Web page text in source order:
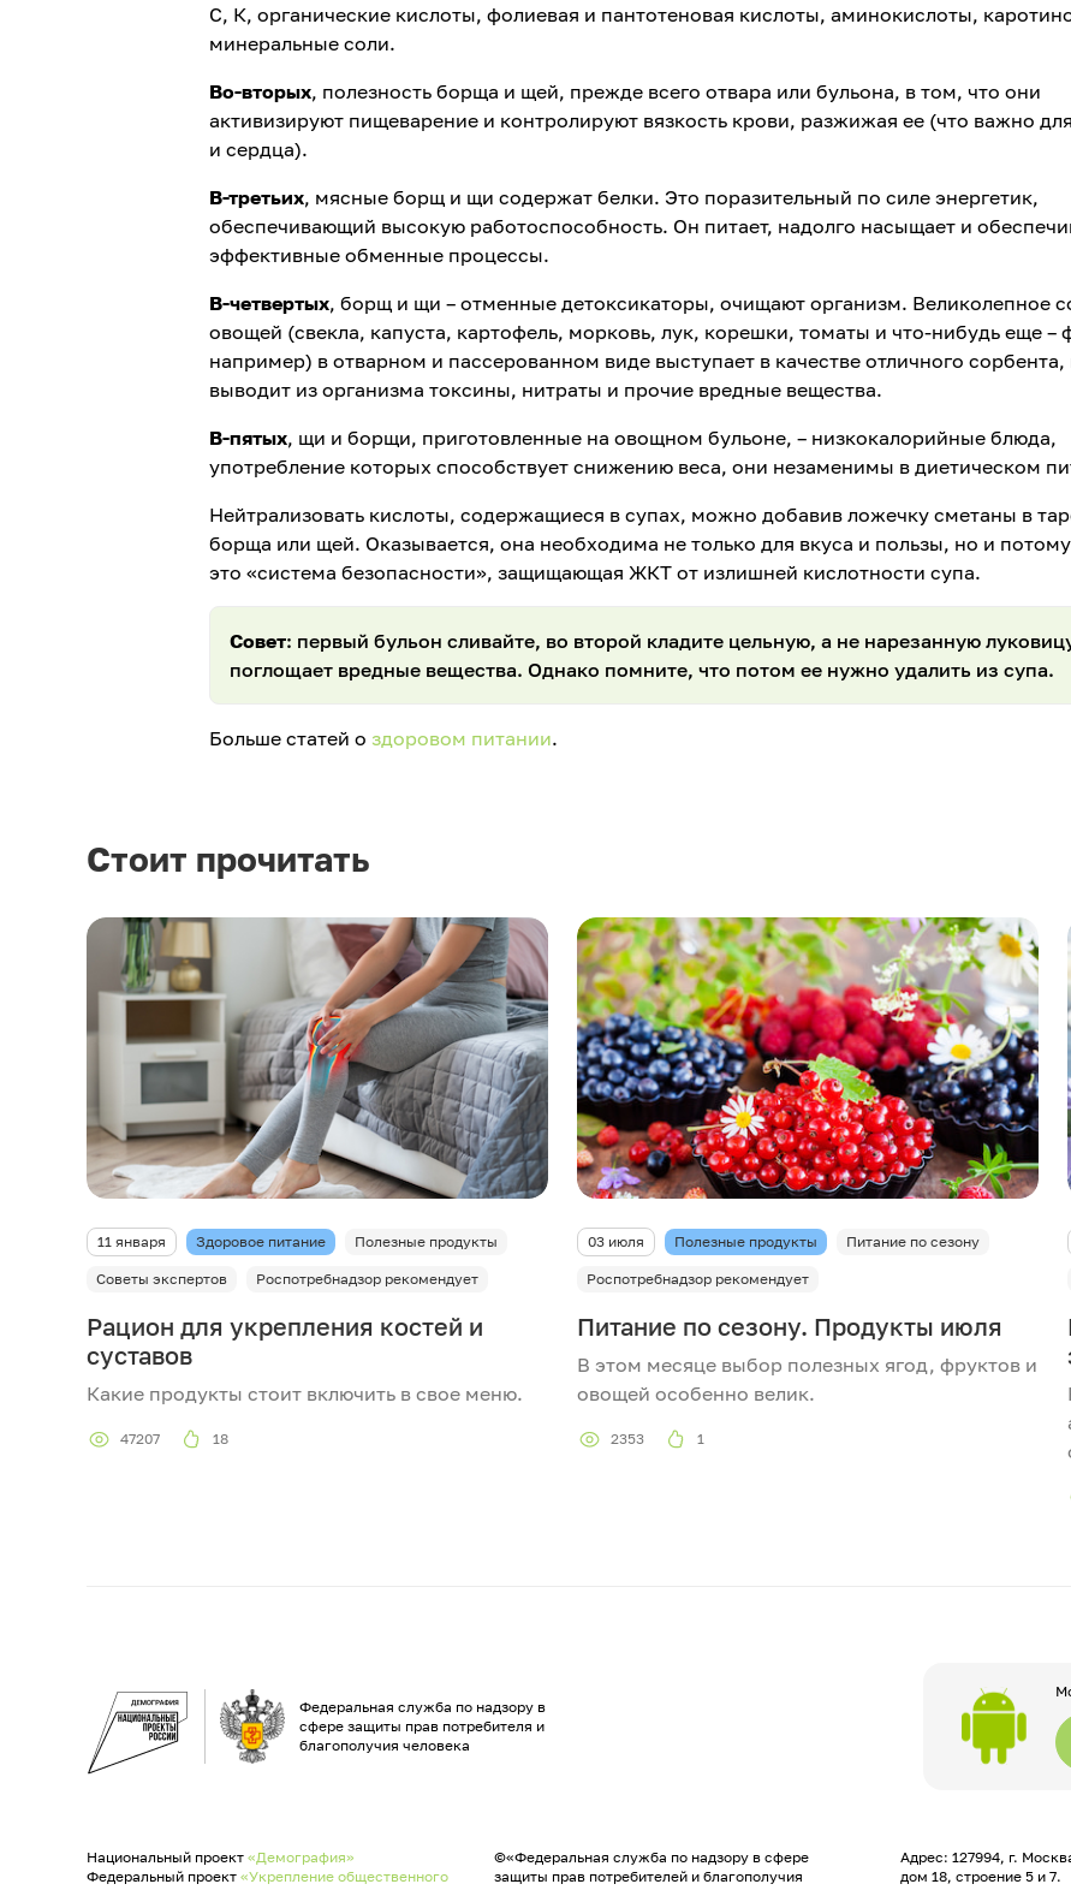
С, К, органические кислоты, фолиевая и пантотеновая кислоты, аминокислоты,
минеральные соли.
Во-вторых, полезность борща и щей, прежде всего отвара или бульона, в том, что они
активизируют пищеварение и контролируют вязкость крови, разжижая ее (что важно
и сердца).
В-третьих, мясные борщ и щи содержат белки. Это поразительный по силе энергетик,
обеспечивающий высокую работоспособность. Он питает, надолго насыщает и
эффективные обменные процессы.
В-четвертых, борщ и щи – отменные детоксикаторы, очищают организм. Великолепное
овощей (свекла, капуста, картофель, морковь, лук, корешки, томаты и что-нибудь еще –
например) в отварном и пассерованном виде выступает в качестве отличного сорбента,
выводит из организма токсины, нитраты и прочие вредные вещества.
В-пятых, щи и борщи, приготовленные на овощном бульоне, – низкокалорийные блюда,
употребление которых способствует снижению веса, они незаменимы в диетическом
Нейтрализовать кислоты, содержащиеся в супах, можно добавив ложечку сметаны в
борща или щей. Оказывается, она необходима не только для вкуса и пользы, но и
это «система безопасности», защищающая ЖКТ от излишней кислотности супа.
Совет: первый бульон сливайте, во второй кладите цельную, а не нарезанную
поглощает вредные вещества. Однако помните, что потом ее нужно удалить из супа.
Больше статей о здоровом питании.
Стоит прочитать
11 января Здоровое питание Полезные продукты
Советы экспертов Роспотребнадзор рекомендует
Рацион для укрепления костей и
суставов
Какие продукты стоит включить в свое меню.
47207 18
03 июля Полезные продукты Питание по сезону
Роспотребнадзор рекомендует
Питание по сезону. Продукты июля
В этом месяце выбор полезных ягод, фруктов и
овощей особенно велик.
2353 1
Федеральная служба по надзору в
сфере защиты прав потребителя и
благополучия человека
Национальный проект «Демография»
Федеральный проект «Укрепление общественного
©«Федеральная служба по надзору в сфере
защиты прав потребителей и благополучия
Адрес: 127994, г.
дом 18, строение 5 и 7.